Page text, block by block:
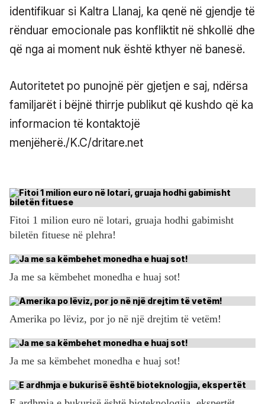
identifikuar si Kaltra Llanaj, ka qenë në gjendje të
rënduar emocionale pas konfliktit në shkollë dhe
që nga ai moment nuk është kthyer në banesë.
Autoritetet po punojnë për gjetjen e saj, ndërsa
familjarët i bëjnë thirrje publikut që kushdo që ka
informacion të kontaktojë
menjëherë./K.C/dritare.net
Fitoi 1 milion euro në lotari, gruaja hodhi gabimisht
biletën fituese në plehra!
Ja me sa këmbehet monedha e huaj sot!
Amerika po lëviz, por jo në një drejtim të vetëm!
Ja me sa këmbehet monedha e huaj sot!